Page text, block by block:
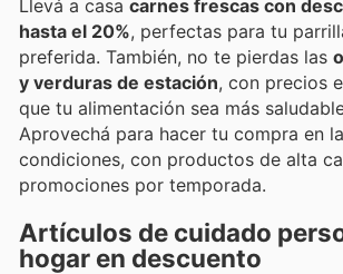
Llevá a casa carnes frescas con
hasta el 20%, perfectas para tu
preferida. También, no te pierdas las
y verduras de estación, con precios
que tu alimentación sea más
Aprovechá para hacer tu compra en
condiciones, con productos de alta
promociones por temporada.
Artículos de cuidado
hogar en descuento